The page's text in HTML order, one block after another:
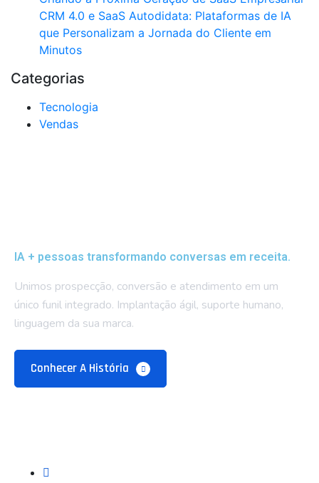
CRM 4.0 e SaaS Autodidata: Plataformas de IA
que Personalizam a Jornada do Cliente em
Minutos
Categorias
Tecnologia
Vendas
IA + pessoas transformando conversas em receita.
Unimos prospecção, conversão e atendimento em um
único funil integrado. Implantação ágil, suporte humano,
linguagem da sua marca.
Conhecer A História